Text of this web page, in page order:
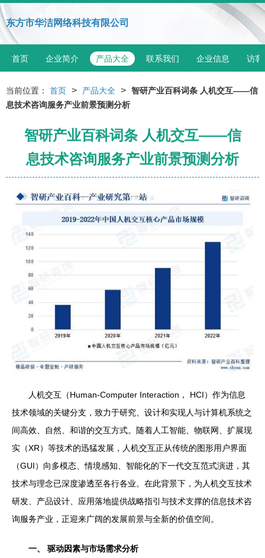
东方市华洁网络科技有限公司
首页 企业简介 产品大全 联系我们 企业信息 访客
当前位置： 首页 > 产品大全 > 智研产业百科词条 人机交互——信
息技术咨询服务产业前景预测分析
智研产业百科词条 人机交互——信
息技术咨询服务产业前景预测分析
人机交互（Human-Computer Interaction， HCI）作为信息
技术领域的关键分支，致力于研究、设计和实现人与计算机系统之
间高效、自然、和谐的交互方式。随着人工智能、物联网、扩展现
实（XR）等技术的迅猛发展，人机交互正从传统的图形用户界面
（GUI）向多模态、情境感知、智能化的下一代交互范式演进，其
技术与理念已深度渗透至各行各业。在此背景下，为人机交互技术
研发、产品设计、应用落地提供战略指引与技术支撑的信息技术咨
询服务产业，正迎来广阔的发展前景与全新的价值空间。
一、 驱动因素与市场需求分析